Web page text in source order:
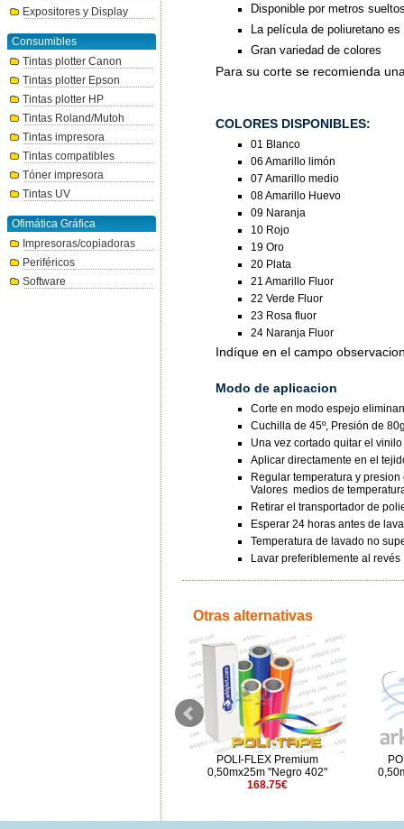
Expositores y Display
Consumibles
Tintas plotter Canon
Tintas plotter Epson
Tintas plotter HP
Tintas Roland/Mutoh
Tintas impresora
Tintas compatibles
Tóner impresora
Tintas UV
Ofimática Gráfica
Impresoras/copiadoras
Periféricos
Software
Disponible por metros
La película de poliuretano
Gran variedad de colores
Para su corte se recomienda
COLORES DISPONIBLES:
01 Blanco
06 Amarillo limón
07 Amarillo medio
08 Amarillo Huevo
09 Naranja
10 Rojo
19 Oro
20 Plata
21 Amarillo Fluor
22 Verde Fluor
23 Rosa fluor
24 Naranja Fluor
Indíque en el campo
Modo de aplicacion
Corte en modo espejo
Cuchilla de 45º, Presión de
Una vez cortado quitar el
Aplicar directamente en el
Regular temperatura y
Valores medios de
Retirar el transportador de
Esperar 24 horas antes de
Temperatura de lavado no
Lavar preferiblemente al revés
Otras alternativas
POLI-FLEX Premium
0,50mx25m "Negro 402"
168.75€